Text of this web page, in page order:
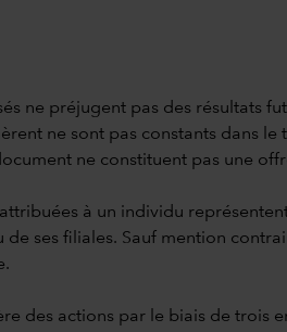
ne préjugent pas des résultats
ne sont pas constants dans
ne constituent pas une
à un individu
de ses filiales. Sauf mention
des actions par le biais de trois